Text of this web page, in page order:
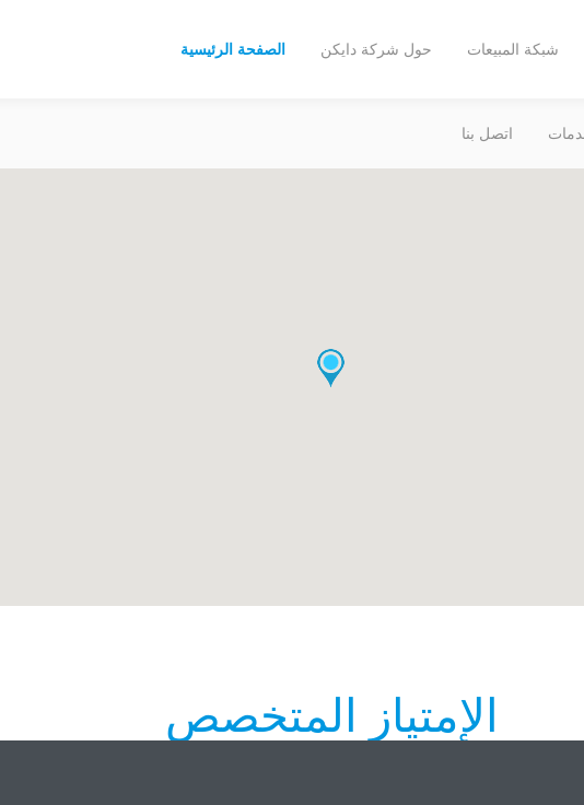
الصفحة الرئيسية حول شركة دايكن شبكة المبيعات
اتصل بنا
الإمتياز المتخصص